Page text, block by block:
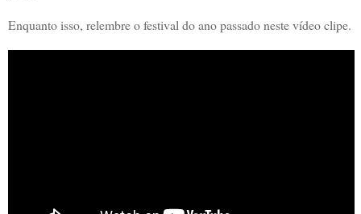
Enquanto isso, relembre o festival do ano passado neste vídeo clipe.